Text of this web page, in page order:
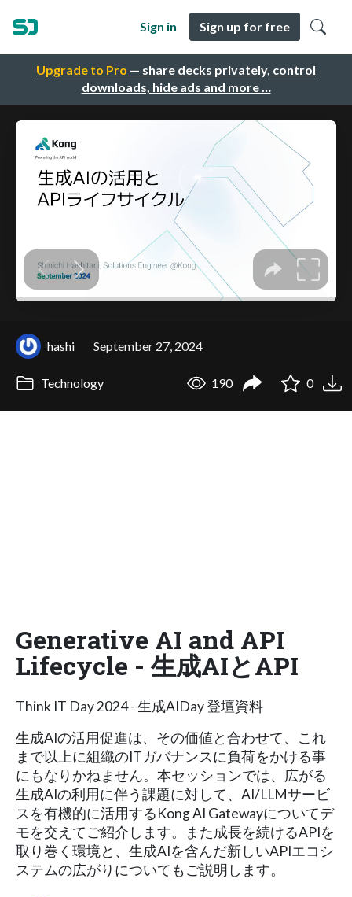
Upgrade to Pro — share decks privately, control
downloads, hide ads and more …
Sign in Sign up for free
hashi September 27, 2024
Technology 190 0
Generative AI and API
Lifecycle - 生成AIとAPI
Think IT Day 2024 - 生成AIDay 登壇資料
生成AIの活用促進は、その価値と合わせて、これ
まで以上に組織のITガバナンスに負荷をかける事
にもなりかねません。本セッションでは、広がる
生成AIの利用に伴う課題に対して、AI/LLMサービ
スを有機的に活用するKong AI Gatewayについてデ
モを交えてご紹介します。また成長を続けるAPIを
取り巻く環境と、生成AIを含んだ新しいAPIエコシ
ステムの広がりについてもご説明します。